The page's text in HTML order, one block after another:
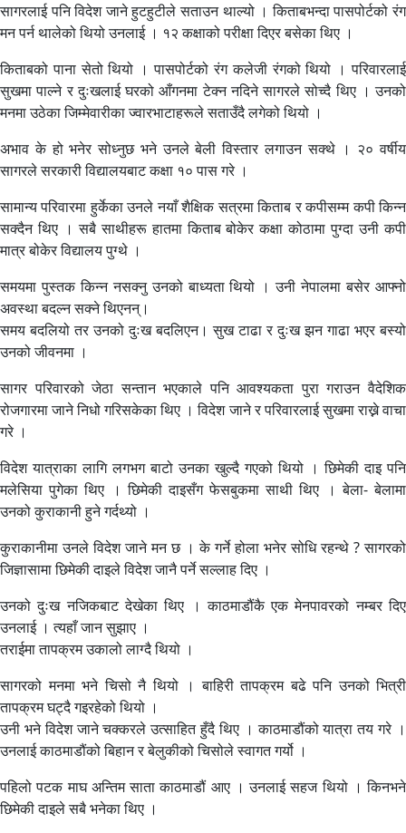
सागरलाई पनि विदेश जाने हुटहुटीले सताउन थाल्यो । किताबभन्दा पासपोर्टको रंग
मन पर्न थालेको थियो उनलाई । १२ कक्षाको परीक्षा दिएर बसेका थिए ।
किताबको पाना सेतो थियो । पासपोर्टको रंग कलेजी रंगको थियो । परिवारलाई
सुखमा पाल्ने र दुःखलाई घरको आँगनमा टेक्न नदिने सागरले सोच्दै थिए । उनको
मनमा उठेका जिम्मेवारीका ज्वारभाटाहरूले सताउँदै लगेको थियो ।
अभाव के हो भनेर सोध्नुछ भने उनले बेली विस्तार लगाउन सक्थे । २० वर्षीय
सागरले सरकारी विद्यालयबाट कक्षा १० पास गरे ।
सामान्य परिवारमा हुर्केका उनले नयाँ शैक्षिक सत्रमा किताब र कपीसम्म कपी किन्न
सक्दैन थिए । सबै साथीहरू हातमा किताब बोकेर कक्षा कोठामा पुग्दा उनी कपी
मात्र बोकेर विद्यालय पुग्थे ।
समयमा पुस्तक किन्न नसक्नु उनको बाध्यता थियो । उनी नेपालमा बसेर आफ्नो
अवस्था बदल्न सक्ने थिएनन्।
समय बदलियो तर उनको दुःख बदलिएन। सुख टाढा र दुःख झन गाढा भएर बस्यो
उनको जीवनमा ।
सागर परिवारको जेठा सन्तान भएकाले पनि आवश्यकता पुरा गराउन वैदेशिक
रोजगारमा जाने निधो गरिसकेका थिए । विदेश जाने र परिवारलाई सुखमा राख्ने वाचा
गरे ।
विदेश यात्राका लागि लगभग बाटो उनका खुल्दै गएको थियो । छिमेकी दाइ पनि
मलेसिया पुगेका थिए । छिमेकी दाइसँग फेसबुकमा साथी थिए । बेला- बेलामा
उनको कुराकानी हुने गर्दथ्यो ।
कुराकानीमा उनले विदेश जाने मन छ । के गर्ने होला भनेर सोधि रहन्थे ? सागरको
जिज्ञासामा छिमेकी दाइले विदेश जानै पर्ने सल्लाह दिए ।
उनको दुःख नजिकबाट देखेका थिए । काठमाडौंकै एक मेनपावरको नम्बर दिए
उनलाई । त्यहाँ जान सुझाए ।
तराईमा तापक्रम उकालो लाग्दै थियो ।
सागरको मनमा भने चिसो नै थियो । बाहिरी तापक्रम बढे पनि उनको भित्री
तापक्रम घट्दै गइरहेको थियो ।
उनी भने विदेश जाने चक्करले उत्साहित हुँदै थिए । काठमाडौंको यात्रा तय गरे ।
उनलाई काठमाडौंको बिहान र बेलुकीको चिसोले स्वागत गर्यो ।
पहिलो पटक माघ अन्तिम साता काठमाडौं आए । उनलाई सहज थियो । किनभने
छिमेकी दाइले सबै भनेका थिए ।